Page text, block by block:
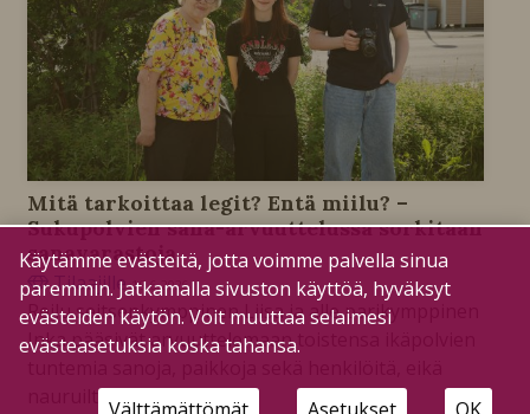
Mitä tarkoittaa legit? Entä miilu? –
Sukupolvien sana-arvuuttelussa sorkitaan
sanavarastoja
Tilaajille 19.6.2026
Reilu seitsenkymppinen Liisa ja alle parikymppinen
Inka pääsivät arvuuttelemaan toistensa ikäpolvien
nauruilta vältytty.
Käytämme evästeitä, jotta voimme palvella sinua
paremmin. Jatkamalla sivuston käyttöä, hyväksyt
evästeiden käytön. Voit muuttaa selaimesi
evästeasetuksia koska tahansa.